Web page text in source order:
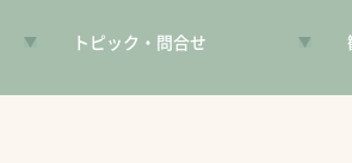
トピック・問合せ
お知らせ